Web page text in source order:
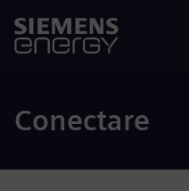
Conectare